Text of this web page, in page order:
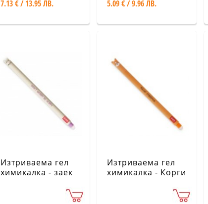
7.13 € / 13.95 ЛВ.
5.09 € / 9.96 ЛВ.
Изтриваема гел
химикалка - заек
Изтриваема гел
химикалка - Корги